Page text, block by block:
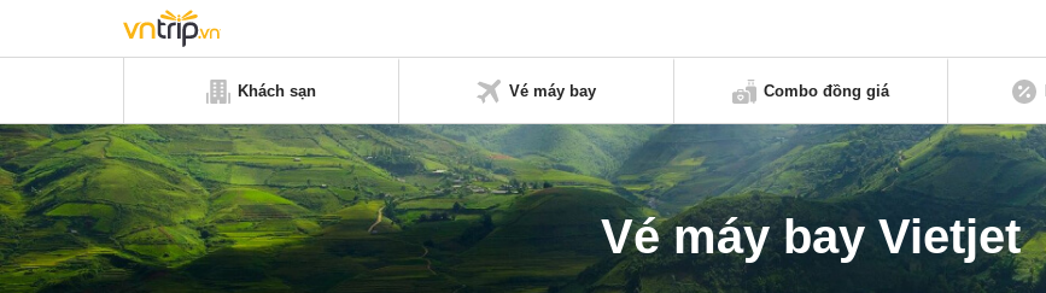
Khách sạn Vé máy bay Combo đồng giá
Vé máy bay Vietjet